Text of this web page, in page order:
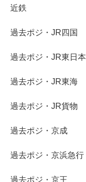
近鉄
過去ポジ・JR四国
過去ポジ・JR東日本
過去ポジ・JR東海
過去ポジ・JR貨物
過去ポジ・京成
過去ポジ・京浜急行
過去ポジ・京王